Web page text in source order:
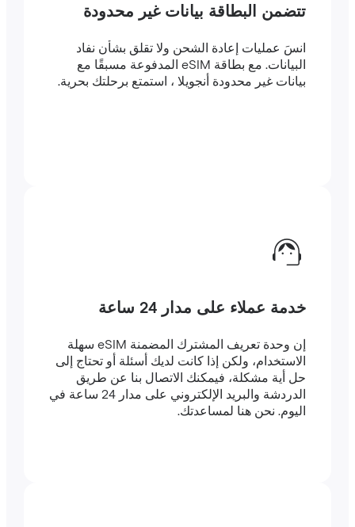
تتضمن البطاقة بيانات غير محدودة
انسَ عمليات إعادة الشحن ولا تقلق بشأن نفاد
البيانات. مع بطاقة eSIM المدفوعة مسبقًا مع
بيانات غير محدودة أنجويلا ، استمتع برحلتك بحرية.
خدمة عملاء على مدار 24 ساعة
إن وحدة تعريف المشترك المضمنة eSIM سهلة
الاستخدام، ولكن إذا كانت لديك أسئلة أو تحتاج إلى
حل أية مشكلة، فيمكنك الاتصال بنا عن طريق
الدردشة والبريد الإلكتروني على مدار 24 ساعة في
اليوم. نحن هنا لمساعدتك.